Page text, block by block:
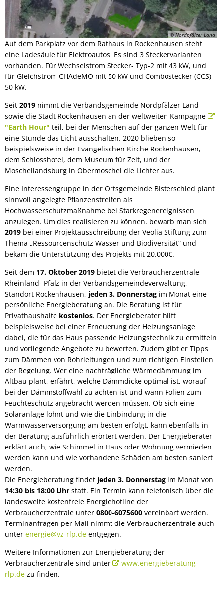
© Nordpfälzer Land
Auf dem Parkplatz vor dem Rathaus in Rockenhausen steht
eine Ladesäule für Elektroautos. Es sind 3 Steckervarianten
vorhanden. Für Wechselstrom Stecker- Typ-2 mit 43 kW, und
für Gleichstrom CHAdeMO mit 50 kW und Combostecker (CCS)
50 kW.
Seit 2019 nimmt die Verbandsgemeinde Nordpfälzer Land
sowie die Stadt Rockenhausen an der weltweiten Kampagne
"Earth Hour" teil, bei der Menschen auf der ganzen Welt für
eine Stunde das Licht ausschalten. 2020 blieben so
beispielsweise in der Evangelischen Kirche Rockenhausen,
dem Schlosshotel, dem Museum für Zeit, und der
Moschellandsburg in Obermoschel die Lichter aus.
Eine Interessengruppe in der Ortsgemeinde Bisterschied plant
sinnvoll angelegte Pflanzenstreifen als
Hochwasserschutzmaßnahme bei Starkregenereignissen
anzulegen. Um dies realisieren zu können, bewarb man sich
2019 bei einer Projektausschreibung der Veolia Stiftung zum
Thema „Ressourcenschutz Wasser und Biodiversität“ und
bekam die Unterstützung des Projekts mit 20.000€.
Seit dem 17. Oktober 2019 bietet die Verbraucherzentrale
Rheinland- Pfalz in der Verbandsgemeindeverwaltung,
Standort Rockenhausen, jeden 3. Donnerstag im Monat eine
persönliche Energieberatung an. Die Beratung ist für
Privathaushalte kostenlos. Der Energieberater hilft
beispielsweise bei einer Erneuerung der Heizungsanlage
dabei, die für das Haus passende Heizungstechnik zu ermitteln
und vorliegende Angebote zu bewerten. Zudem gibt er Tipps
zum Dämmen von Rohrleitungen und zum richtigen Einstellen
der Regelung. Wer eine nachträgliche Wärmedämmung im
Altbau plant, erfährt, welche Dämmdicke optimal ist, worauf
bei der Dämmstoffwahl zu achten ist und wann Folien zum
Feuchteschutz angebracht werden müssen. Ob sich eine
Solaranlage lohnt und wie die Einbindung in die
Warmwasserversorgung am besten erfolgt, kann ebenfalls in
der Beratung ausführlich erörtert werden. Der Energieberater
erklärt auch, wie Schimmel in Haus oder Wohnung vermieden
werden kann und wie vorhandene Schäden am besten saniert
werden.
Die Energieberatung findet jeden 3. Donnerstag im Monat von
14:30 bis 18:00 Uhr statt. Ein Termin kann telefonisch über die
landesweite kostenfreie Energiehotline der
Verbraucherzentrale unter 0800-6075600 vereinbart werden.
Terminanfragen per Mail nimmt die Verbraucherzentrale auch
unter energie@vz-rlp.de entgegen.
Weitere Informationen zur Energieberatung der
Verbraucherzentrale sind unter
www.energieberatung-
rlp.de zu finden.